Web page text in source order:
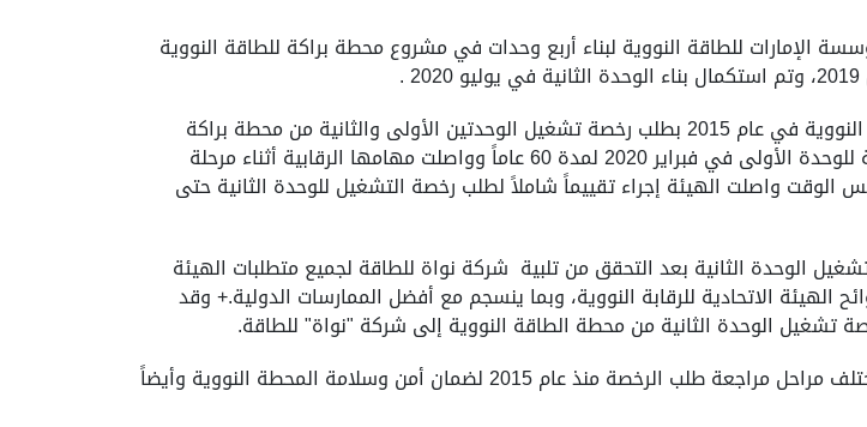
على طلب مؤسسة الإمارات للطاقة النووية لبناء أربع وحدات في مشروع محطة براكة للطاقة النووية
وأضاف : بالنيابة عن شركة "نواة" للطاقة، تقدمت مؤسسة الإمارات للطاقة النووية في عام 2015 بطلب رخصة تشغيل الوحدتين الأولى والثانية من محطة براكة
للطاقة النووية، وأصدرت الهيئة الاتحادية للرقابة النووية الرخصة التشغيلية للوحدة الأولى في فبراير 2020 لمدة 60 عاماً وواصلت مهامها الرقابية أثناء مرحلة
توليد الكهرباء بنسبة 100 في المائة وفي نفس الوقت واصلت الهيئة إجراء تقييماً شاملاً لطلب رخصة التشغيل للوحدة الثانية حتى
الوحدة الثانية بعد التحقق من تلبية شركة نواة للطاقة لجميع متطلبات الهيئة
الهيئة الاتحادية للرقابة النووية، وبما ينسجم مع أفضل الممارسات الدولية.+ وقد
تشغيل الوحدة الثانية من محطة الطاقة النووية إلى شركة "نواة" للطاقة.
وأضاف أن إصدار هذه الرخصة هي نتاج عمل مكثف قامت به الهيئة في مختلف مراحل مراجعة طلب الرخصة منذ عام 2015 لضمان أمن وسلامة المحطة النووية وأيضاً